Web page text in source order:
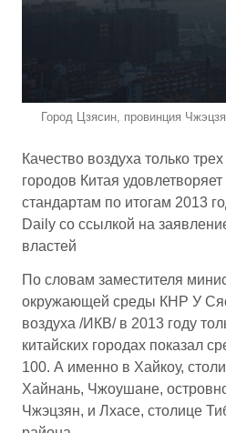
Город Цзясин, провинция
Качество воздуха только
городов Китая
стандартам по итогам 2013
Daily со ссылкой на
властей
По словам заместителя
окружающей среды КНР У
воздуха /ИКВ/ в 2013 году
китайских городах показал
100. А именно в Хайкоу,
Хайнань, Чжоушане,
Чжэцзян, и Лхасе, столице